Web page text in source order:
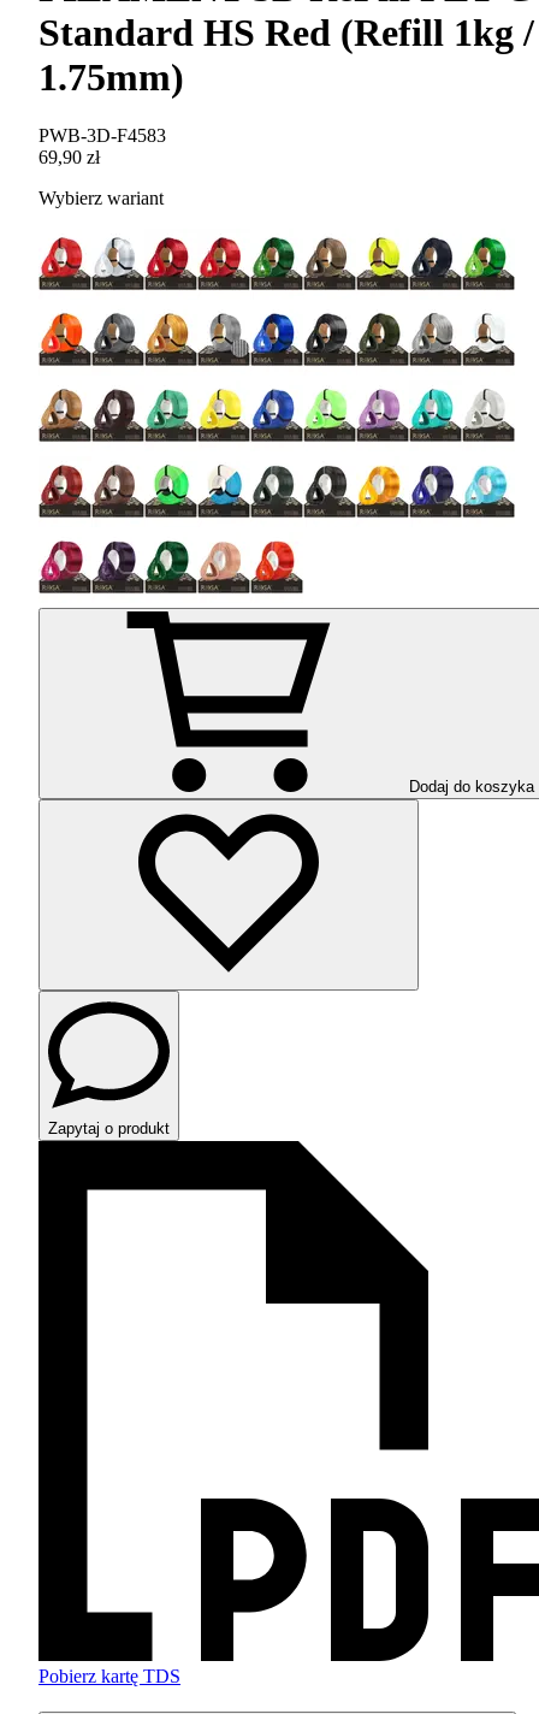
Standard HS Red (Refill 1kg /
1.75mm)
PWB-3D-F4583
69,90 zł
Wybierz wariant
Dodaj do koszyka
Zapytaj o produkt
Pobierz kartę TDS